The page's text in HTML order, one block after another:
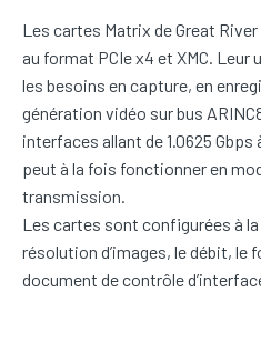
Les cartes Matrix de Great
au format PCIe x4 et XMC.
les besoins en capture, en
génération vidéo sur bus
interfaces allant de 1.0625
peut à la fois fonctionner en
transmission.
Les cartes sont configurées à
résolution d’images, le débit, le
document de contrôle d’interface